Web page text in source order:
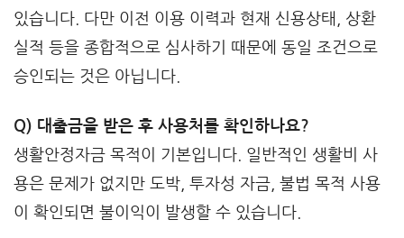
있습니다. 다만 이전 이용 이력과 현재 신용상태, 상환
실적 등을 종합적으로 심사하기 때문에 동일 조건으로
승인되는 것은 아닙니다.
Q) 대출금을 받은 후 사용처를 확인하나요?
생활안정자금 목적이 기본입니다. 일반적인 생활비 사
용은 문제가 없지만 도박, 투자성 자금, 불법 목적 사용
이 확인되면 불이익이 발생할 수 있습니다.